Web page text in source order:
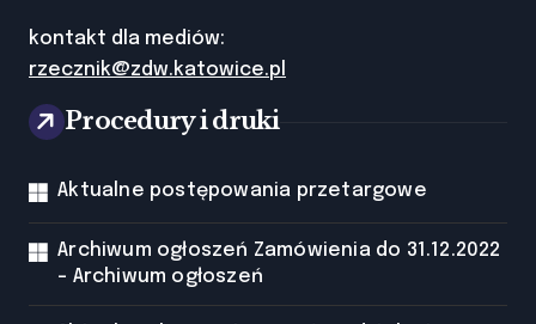
kontakt dla mediów:
rzecznik@zdw.katowice.pl
Procedury i druki
Aktualne postępowania przetargowe
Archiwum ogłoszeń Zamówienia do 31.12.2022
- Archiwum ogłoszeń